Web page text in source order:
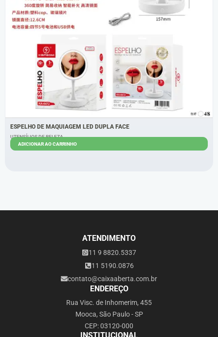
ESPELHO DE MAQUIAGEM LED DUPLA FACE
UTENSÍLIOS DE BELEZA
ADICIONAR AO CARRINHO
ATENDIMENTO
11 9 8820.5337
11 5190.0876
contato@caixaaberta.com.br
ENDEREÇO
Rua Visc. de Inhomerim, 455
Mooca, São Paulo - SP
CEP: 03120-000